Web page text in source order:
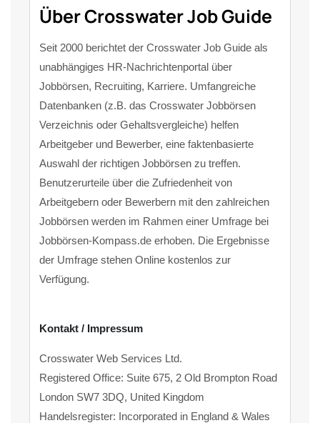
Über Crosswater Job Guide
Seit 2000 berichtet der Crosswater Job Guide als
unabhängiges HR-Nachrichtenportal über
Jobbörsen, Recruiting, Karriere. Umfangreiche
Datenbanken (z.B. das Crosswater Jobbörsen
Verzeichnis oder Gehaltsvergleiche) helfen
Arbeitgeber und Bewerber, eine faktenbasierte
Auswahl der richtigen Jobbörsen zu treffen.
Benutzerurteile über die Zufriedenheit von
Arbeitgebern oder Bewerbern mit den zahlreichen
Jobbörsen werden im Rahmen einer Umfrage bei
Jobbörsen-Kompass.de erhoben. Die Ergebnisse
der Umfrage stehen Online kostenlos zur
Verfügung.
Kontakt / Impressum
Crosswater Web Services Ltd.
Registered Office: Suite 675, 2 Old Brompton Road
London SW7 3DQ, United Kingdom
Handelsregister: Incorporated in England & Wales